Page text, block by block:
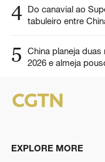
4 Do canavial ao
tabuleiro entre
5
China planeja
2026 e almeja
EXPLORE MORE